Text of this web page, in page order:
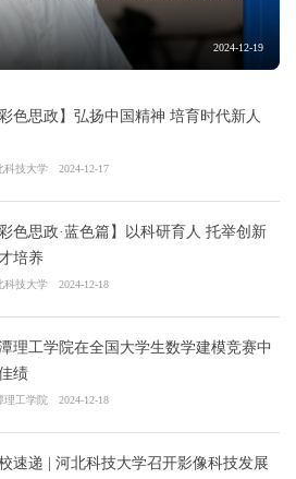
2024-12-19
彩色思政】弘扬中国精神 培育时代新人
科技大学 2024-12-17
色思政·蓝色篇】以科研育人 托举创新
培养
科技大学 2024-12-18
理工学院在全国大学生数学建模竞赛中
绩
理工学院 2024-12-18
速递 | 河北科技大学召开影像科技发展